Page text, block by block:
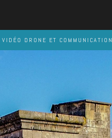
VIDÉO DRONE ET COMMUNICATION